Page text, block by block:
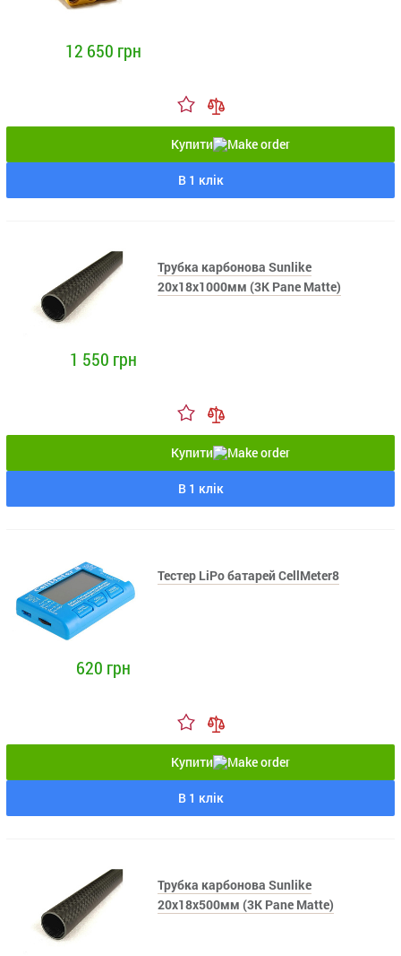
12 650 грн
Купити
В 1 клік
Трубка карбонова Sunlike
20x18x1000мм (3K Pane Matte)
1 550 грн
Купити
В 1 клік
Тестер LiPo батарей CellMeter8
620 грн
Купити
В 1 клік
Трубка карбонова Sunlike
20x18x500мм (3K Pane Matte)